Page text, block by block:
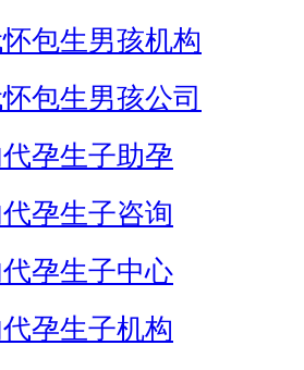
包生男孩机构
包生男孩公司
孕生子助孕
孕生子咨询
代孕生子中心
孕生子机构